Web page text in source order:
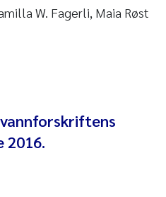
W. Fagerli, Maia Røst
2016.